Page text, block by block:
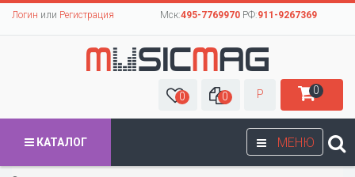
Логин или Регистрация Мск:495-7769970РФ:911-9267369
0 0 Р 0
МЕНЮ
КАТАЛОГ